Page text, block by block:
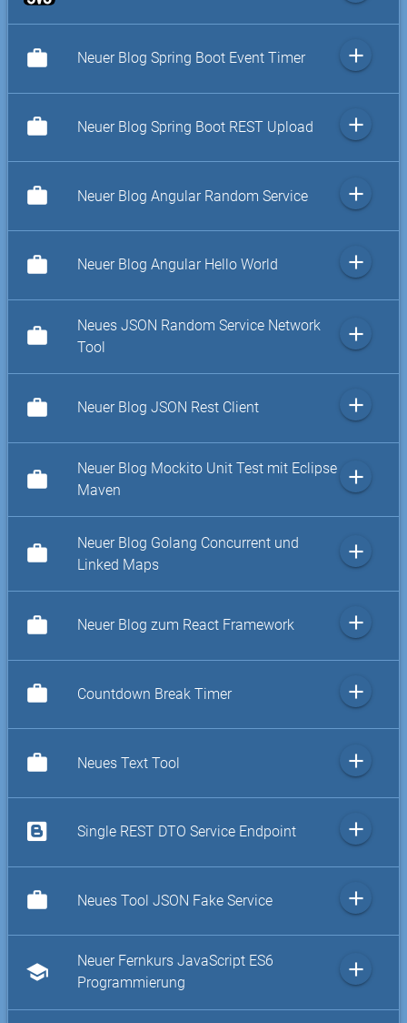
work Neuer Blog Spring Boot Event Timer add
work Neuer Blog Spring Boot REST Upload add
work Neuer Blog Angular Random Service add
work Neuer Blog Angular Hello World add
work
Neues JSON Random Service Network
Tool
add
work Neuer Blog JSON Rest Client add
work
Neuer Blog Mockito Unit Test mit Eclipse
Maven
add
work
Neuer Blog Golang Concurrent und
Linked Maps
add
work Neuer Blog zum React Framework add
work Countdown Break Timer add
work Neues Text Tool add
Single REST DTO Service Endpoint add
work Neues Tool JSON Fake Service add
school
Neuer Fernkurs JavaScript ES6
Programmierung
add